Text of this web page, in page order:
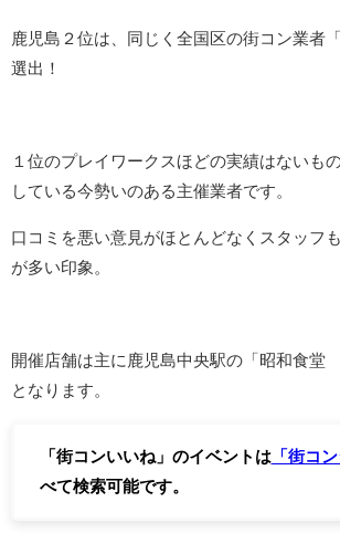
鹿児島２位は、同じく全国区の街コン業者「
選出！
１位のプレイワークスほどの実績はないも
している今勢いのある主催業者です。
口コミを悪い意見がほとんどなくスタッフ
が多い印象。
開催店舗は主に鹿児島中央駅の「昭和食堂
となります。
「街コンいいね」のイベントは「街コン
べて検索可能です。